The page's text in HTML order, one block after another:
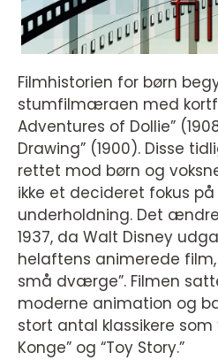
Filmhistorien for børn
stumfilmæraen med
Adventures of Dollie”
Drawing” (1900). Disse
rettet mod børn og
ikke et decideret fokus
underholdning. Det
1937, da Walt Disney
helaftens animerede
små dværge”. Filmen
moderne animation og
stort antal klassikere som
Konge” og “Toy Story.”